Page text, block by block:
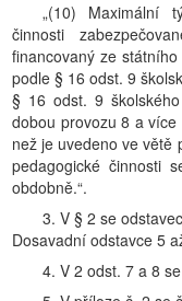
„(10) Maximální
činnosti
financovaný ze
podle § 16 odst. 9
§ 16 odst. 9
dobou provozu 8 a
než je uvedeno ve
pedagogické činnosti
obdobně.“.
3. V § 2 se
Dosavadní odstavce 5
4. V 2 odst. 7 a 8